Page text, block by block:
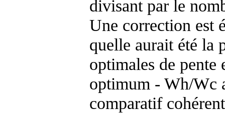
divisant par le
Une correction est
quelle aurait été la
optimales de
optimum - Wh/Wc
comparatif